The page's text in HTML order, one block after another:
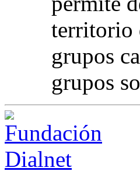
territorio
grupos
grupos